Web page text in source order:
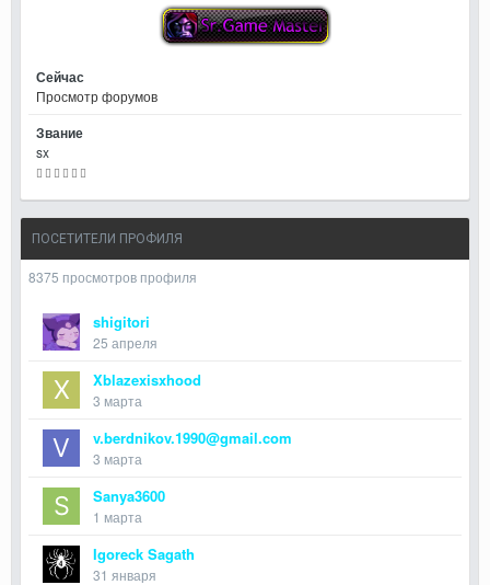
Сейчас
Просмотр форумов
Звание
sx
ПОСЕТИТЕЛИ ПРОФИЛЯ
8375 просмотров профиля
shigitori
25 апреля
Xblazexisxhood
3 марта
v.berdnikov.1990@gmail.com
3 марта
Sanya3600
1 марта
Igoreck Sagath
31 января